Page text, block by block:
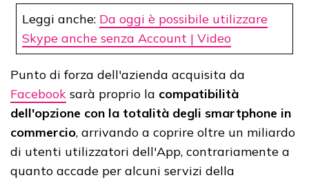
Leggi anche: Da oggi è possibile utilizzare
Skype anche senza Account | Video
Punto di forza dell'azienda acquisita da
Facebook sarà proprio la compatibilità
dell'opzione con la totalità degli smartphone in
commercio, arrivando a coprire oltre un miliardo
di utenti utilizzatori dell'App, contrariamente a
quanto accade per alcuni servizi della